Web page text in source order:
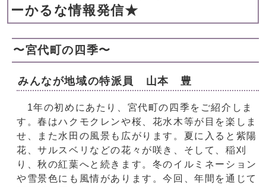
ーかるな情報発信★
〜宮代町の四季〜
みんなが地域の特派員 山本 豊
1年の初めにあたり、宮代町の四季をご紹介しま
す。春はハクモクレンや桜、花水木等が目を楽しま
せ、また水田の風景も広がります。夏に入ると紫陽
花、サルスベリなどの花々が咲き、そして、稲刈
り、秋の紅葉へと続きます。冬のイルミネーション
や雪景色にも風情があります。今回、年間を通じて